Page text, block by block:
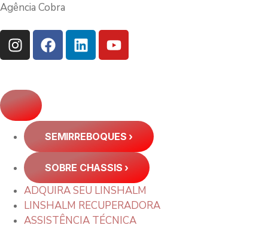
Agência Cobra
SEMIRREBOQUES ›
SOBRE CHASSIS ›
ADQUIRA SEU LINSHALM
LINSHALM RECUPERADORA
ASSISTÊNCIA TÉCNICA